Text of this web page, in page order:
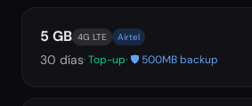
5 GB 4G LTE Airtel
30 días· Top-up· 🛡️ 500MB backup